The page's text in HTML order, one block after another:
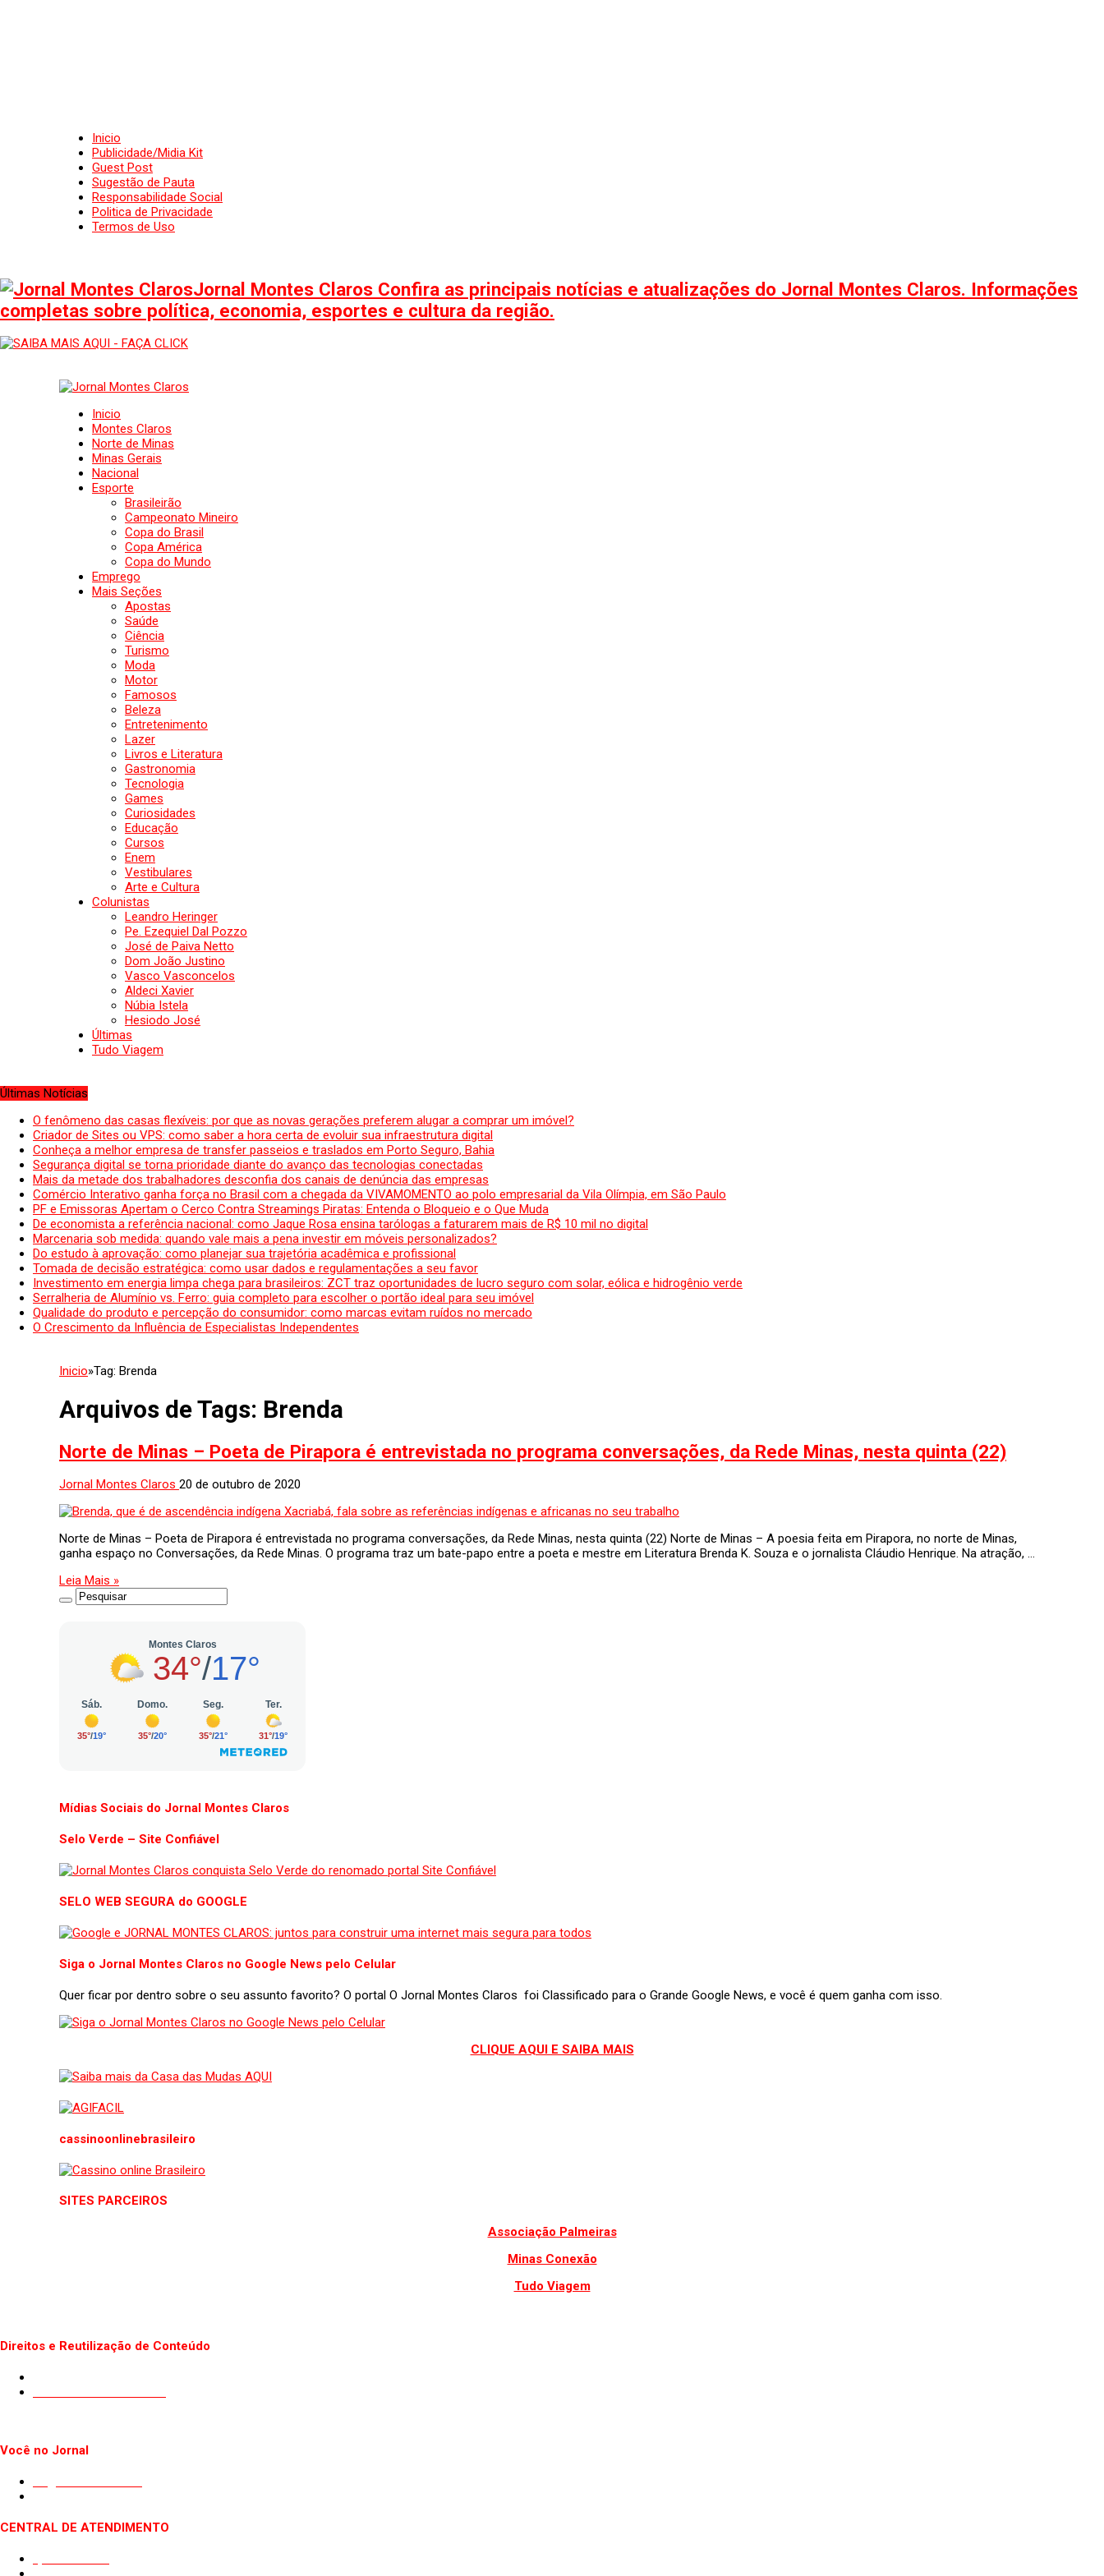
Inicio
Publicidade/Midia Kit
Guest Post
Sugestão de Pauta
Responsabilidade Social
Politica de Privacidade
Termos de Uso
Jornal Montes Claros Confira as principais notícias e atualizações do Jornal Montes Claros. Informações
completas sobre política, economia, esportes e cultura da região.
Inicio
Montes Claros
Norte de Minas
Minas Gerais
Nacional
Esporte
Brasileirão
Campeonato Mineiro
Copa do Brasil
Copa América
Copa do Mundo
Emprego
Mais Seções
Apostas
Saúde
Ciência
Turismo
Moda
Motor
Famosos
Beleza
Entretenimento
Lazer
Livros e Literatura
Gastronomia
Tecnologia
Games
Curiosidades
Educação
Cursos
Enem
Vestibulares
Arte e Cultura
Colunistas
Leandro Heringer
Pe. Ezequiel Dal Pozzo
José de Paiva Netto
Dom João Justino
Vasco Vasconcelos
Aldeci Xavier
Núbia Istela
Hesiodo José
Últimas
Tudo Viagem
Últimas Notícias
O fenômeno das casas flexíveis: por que as novas gerações preferem alugar a comprar um imóvel?
Criador de Sites ou VPS: como saber a hora certa de evoluir sua infraestrutura digital
Conheça a melhor empresa de transfer passeios e traslados em Porto Seguro, Bahia
Segurança digital se torna prioridade diante do avanço das tecnologias conectadas
Mais da metade dos trabalhadores desconfia dos canais de denúncia das empresas
Comércio Interativo ganha força no Brasil com a chegada da VIVAMOMENTO ao polo empresarial da Vila Olímpia, em São Paulo
PF e Emissoras Apertam o Cerco Contra Streamings Piratas: Entenda o Bloqueio e o Que Muda
De economista a referência nacional: como Jaque Rosa ensina tarólogas a faturarem mais de R$ 10 mil no digital
Marcenaria sob medida: quando vale mais a pena investir em móveis personalizados?
Do estudo à aprovação: como planejar sua trajetória acadêmica e profissional
Tomada de decisão estratégica: como usar dados e regulamentações a seu favor
Investimento em energia limpa chega para brasileiros: ZCT traz oportunidades de lucro seguro com solar, eólica e hidrogênio verde
Serralheria de Alumínio vs. Ferro: guia completo para escolher o portão ideal para seu imóvel
Qualidade do produto e percepção do consumidor: como marcas evitam ruídos no mercado
O Crescimento da Influência de Especialistas Independentes
Inicio»Tag: Brenda
Arquivos de Tags: Brenda
Norte de Minas – Poeta de Pirapora é entrevistada no programa conversações, da Rede Minas, nesta quinta (22)
Jornal Montes Claros 20 de outubro de 2020
Norte de Minas – Poeta de Pirapora é entrevistada no programa conversações, da Rede Minas, nesta quinta (22) Norte de Minas – A poesia feita em Pirapora, no norte de Minas,
ganha espaço no Conversações, da Rede Minas. O programa traz um bate-papo entre a poeta e mestre em Literatura Brenda K. Souza e o jornalista Cláudio Henrique. Na atração, …
Leia Mais »
Mídias Sociais do Jornal Montes Claros
Selo Verde – Site Confiável
SELO WEB SEGURA do GOOGLE
Siga o Jornal Montes Claros no Google News pelo Celular
Quer ficar por dentro sobre o seu assunto favorito? O portal O Jornal Montes Claros foi Classificado para o Grande Google News, e você é quem ganha com isso.
CLIQUE AQUI E SAIBA MAIS
cassinoonlinebrasileiro
SITES PARCEIROS
Associação Palmeiras
Minas Conexão
Tudo Viagem
Direitos e Reutilização de Conteúdo
Você no Jornal
CENTRAL DE ATENDIMENTO